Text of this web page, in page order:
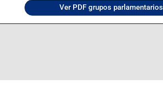
Ver PDF grupos parlamentarios